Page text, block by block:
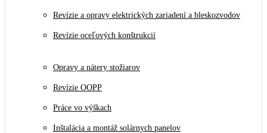
Revízie a opravy elektrických zariadení a bleskozvodov
Revízie oceľových konštrukcií
Opravy a nátery stožiarov
Revízie OOPP
Práce vo výškach
Inštalácia a montáž solárnych panelov